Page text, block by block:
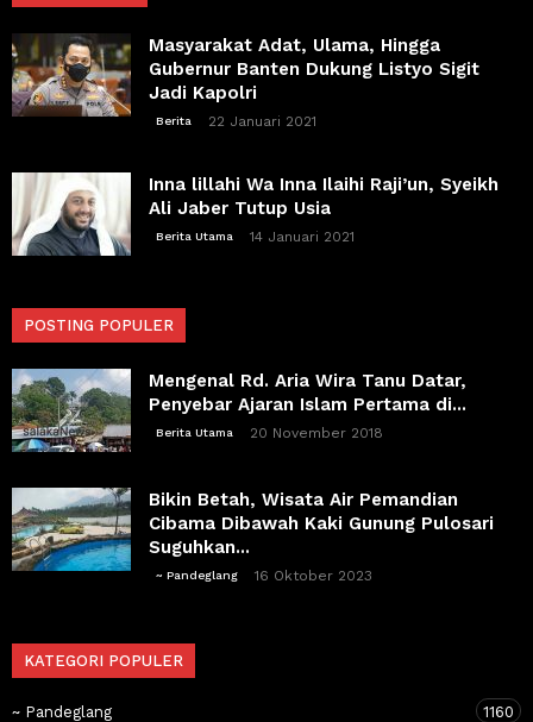
Masyarakat Adat, Ulama, Hingga
Gubernur Banten Dukung Listyo Sigit
Jadi Kapolri
Berita 22 Januari 2021
Inna lillahi Wa Inna Ilaihi Raji’un, Syeikh
Ali Jaber Tutup Usia
Berita Utama 14 Januari 2021
POSTING POPULER
Mengenal Rd. Aria Wira Tanu Datar,
Penyebar Ajaran Islam Pertama di...
Berita Utama 20 November 2018
Bikin Betah, Wisata Air Pemandian
Cibama Dibawah Kaki Gunung Pulosari
Suguhkan...
~ Pandeglang 16 Oktober 2023
KATEGORI POPULER
~ Pandeglang 1160